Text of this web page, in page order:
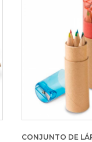
CONJUNTO DE